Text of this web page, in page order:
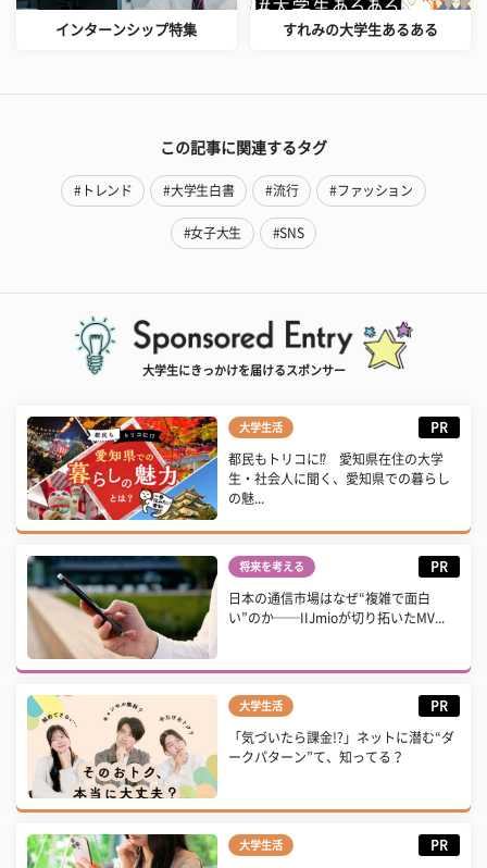
インターンシップ特集 すれみの大学生あるある
この記事に関連するタグ
#トレンド #大学生白書 #流行 #ファッション
#女子大生 #SNS
大学生にきっかけを届けるスポンサー
大学生活 PR
都民もトリコに⁉ 愛知県在住の大学
生・社会人に聞く、愛知県での暮らし
の魅...
将来を考える PR
日本の通信市場はなぜ“複雑で面白
い”のか──IIJmioが切り拓いたMV...
大学生活 PR
「気づいたら課金!?」ネットに潜む“ダ
ークパターン”て、知ってる？
大学生活 PR